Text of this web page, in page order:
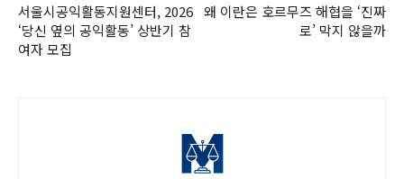
서울시공익활동지원센터, 2026
‘당신 옆의 공익활동’ 상반기 참
여자 모집
왜 이란은 호르무즈 해협을 ‘진짜
로’ 막지 않을까